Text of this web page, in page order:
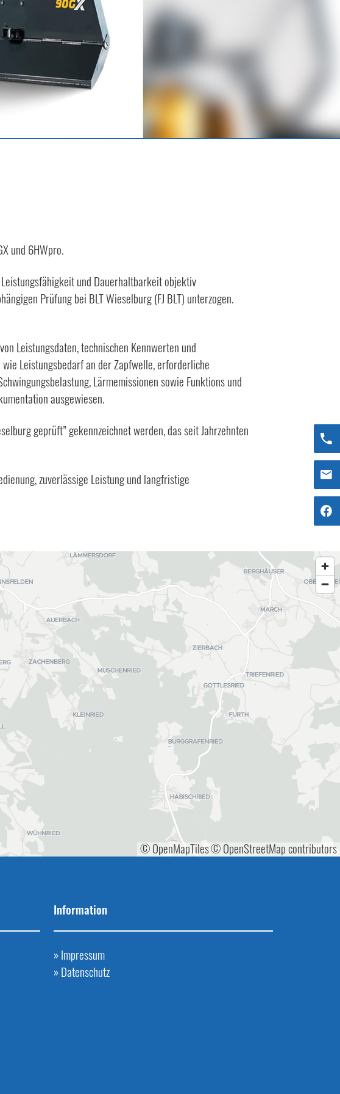
und 6HWpro.
und Dauerhaltbarkeit objektiv
Prüfung bei BLT Wieselburg (FJ BLT) unterzogen.
Leistungsdaten, technischen Kennwerten und
Leistungsbedarf an der Zapfwelle, erforderliche
Lärmemissionen sowie Funktions und
ausgewiesen.
geprüft” gekennzeichnet werden, das seit Jahrzehnten
zuverlässige Leistung und langfristige
© OpenMapTiles© OpenStreetMap contributors
Information
»Impressum
»Datenschutz